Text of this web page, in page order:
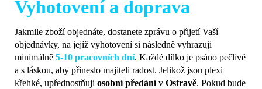
Vyhotovení a doprava
Jakmile zboží objednáte, dostanete zprávu o přijetí Vaší
objednávky, na jejíž vyhotovení si následně vyhrazuji
minimálně 5-10 pracovních dní. Každé dílko je psáno pečlivě
a s láskou, aby přineslo majiteli radost. Jelikož jsou plexi
křehké, upřednostňuji osobní předánív Ostravě. Pokud bude